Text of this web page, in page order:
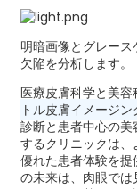
明暗画像とグレー
欠陥を分析します。
医療皮膚科学と美容
トル皮膚イメージ
診断と患者中心の
するクリニックは
優れた患者体験を
の未来は、肉眼で